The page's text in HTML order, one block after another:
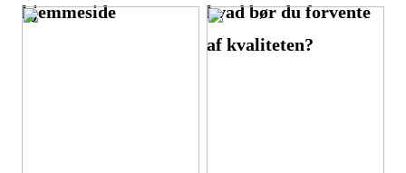
hjemmeside
hvad bør du forvente
af kvaliteten?